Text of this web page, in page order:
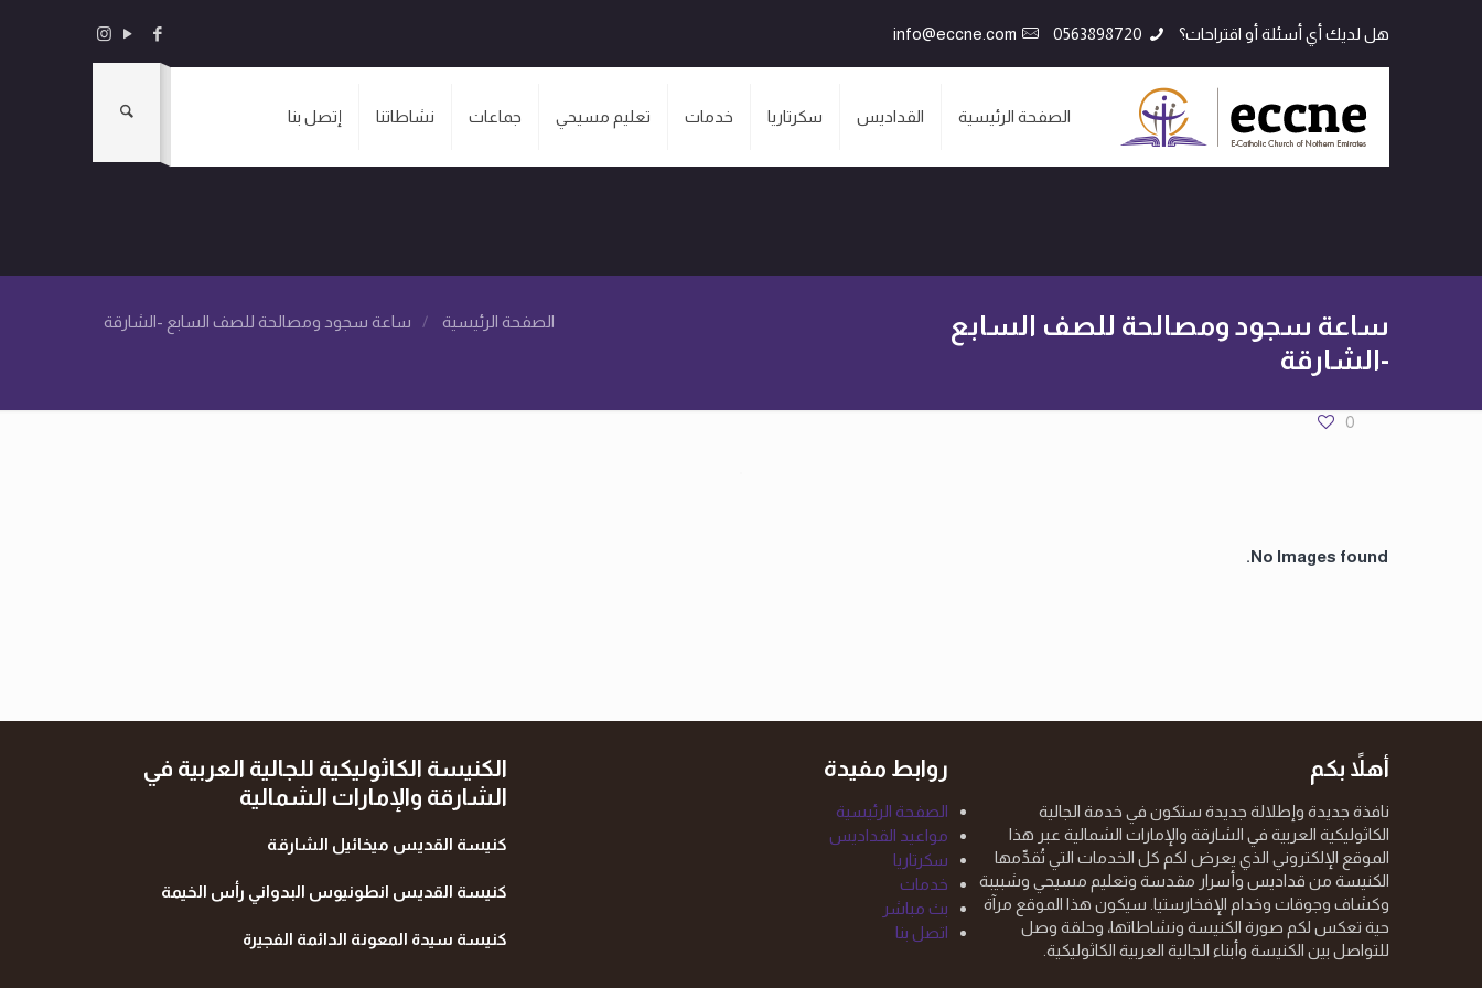
هل لديك أي أسئلة أو اقتراحات؟ 0563898720
info@eccne.com
الصفحة الرئيسية القداديس سكرتاريا خدمات تعليم مسيحي جماعات نشاطاتنا إتصل بنا
ساعة سجود ومصالحة للصف السابع
-الشارقة
الصفحة الرئيسية / ساعة سجود ومصالحة للصف السابع -الشارقة
0
No Images found.
أهلاً بكم
نافذة جديدة وإطلالة جديدة ستكون في خدمة الجالية
الكاثوليكية العربية في الشارقة والإمارات الشمالية عبر هذا
الموقع الإلكتروني الذي يعرض لكم كل الخدمات التي تُقدِّمها
الكنيسة من قداديس وأسرار مقدسة وتعليم مسيحي وشبيبة
وكشاف وجوقات وخدام الإفخارستيا. سيكون هذا الموقع مرآة
حية تعكس لكم صورة الكنيسة ونشاطاتها، وحلقة وصل
للتواصل بين الكنيسة وأبناء الجالية العربية الكاثوليكية.
روابط مفيدة
الصفحة الرئيسية
مواعيد القداديس
سكرتاريا
خدمات
بث مباشر
اتصل بنا
الكنيسة الكاثوليكية للجالية العربية في
الشارقة والإمارات الشمالية
كنيسة القديس ميخائيل الشارقة
كنيسة القديس انطونيوس البدواني رأس الخيمة
كنيسة سيدة المعونة الدائمة الفجيرة